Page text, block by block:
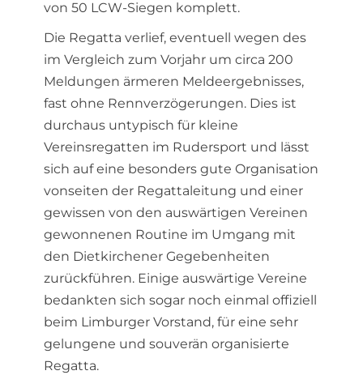
von 50 LCW-Siegen komplett.
Die Regatta verlief, eventuell wegen des
im Vergleich zum Vorjahr um circa 200
Meldungen ärmeren Meldeergebnisses,
fast ohne Rennverzögerungen. Dies ist
durchaus untypisch für kleine
Vereinsregatten im Rudersport und lässt
sich auf eine besonders gute Organisation
vonseiten der Regattaleitung und einer
gewissen von den auswärtigen Vereinen
gewonnenen Routine im Umgang mit
den Dietkirchener Gegebenheiten
zurückführen. Einige auswärtige Vereine
bedankten sich sogar noch einmal offiziell
beim Limburger Vorstand, für eine sehr
gelungene und souverän organisierte
Regatta.